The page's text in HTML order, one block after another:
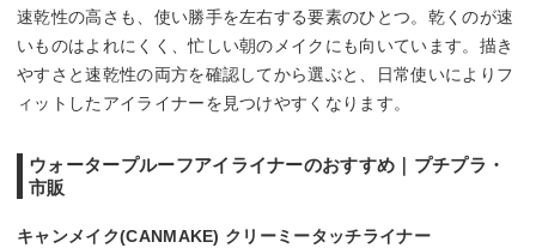
速乾性の高さも、使い勝手を左右する要素のひとつ。乾くのが速
いものはよれにくく、忙しい朝のメイクにも向いています。描き
やすさと速乾性の両方を確認してから選ぶと、日常使いによりフ
ィットしたアイライナーを見つけやすくなります。
ウォータープルーフアイライナーのおすすめ｜プチプラ・
市販
キャンメイク(CANMAKE) クリーミータッチライナー